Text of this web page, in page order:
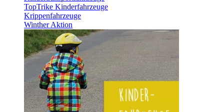
TopTrike Kinderfahrzeuge
Krippenfahrzeuge
Winther Aktion